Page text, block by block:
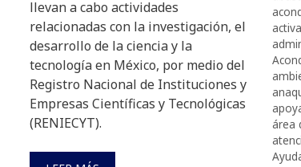
llevan a cabo actividades
relacionadas con la investigación, el
desarrollo de la ciencia y la
tecnología en México, por medio del
Registro Nacional de Instituciones y
Empresas Científicas y Tecnológicas
(RENIECYT).
área